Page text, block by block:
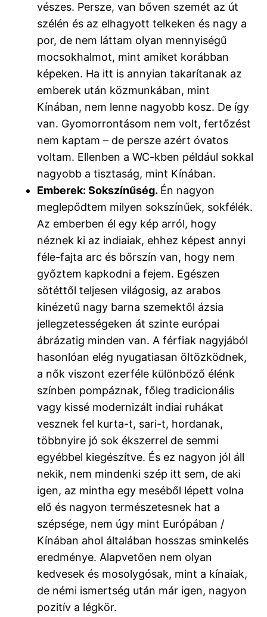
vészes. Persze, van bőven szemét az út
szélén és az elhagyott telkeken és nagy a
por, de nem láttam olyan mennyiségű
mocsokhalmot, mint amiket korábban
képeken. Ha itt is annyian takarítanak az
emberek után közmunkában, mint
Kínában, nem lenne nagyobb kosz. De így
van. Gyomorrontásom nem volt, fertőzést
nem kaptam – de persze azért óvatos
voltam. Ellenben a WC-kben például sokkal
nagyobb a tisztaság, mint Kínában.
Emberek: Sokszínűség. Én nagyon
meglepődtem milyen sokszínűek, sokfélék.
Az emberben él egy kép arról, hogy
néznek ki az indiaiak, ehhez képest annyi
féle-fajta arc és bőrszín van, hogy nem
győztem kapkodni a fejem. Egészen
sötéttől teljesen világosig, az arabos
kinézetű nagy barna szemektől ázsia
jellegzetességeken át szinte európai
ábrázatig minden van. A férfiak nagyjából
hasonlóan elég nyugatiasan öltözködnek,
a nők viszont ezerféle különböző élénk
színben pompáznak, főleg tradicionális
vagy kissé modernizált indiai ruhákat
vesznek fel kurta-t, sari-t, hordanak,
többnyire jó sok ékszerrel de semmi
egyébbel kiegészítve. És ez nagyon jól áll
nekik, nem mindenki szép itt sem, de aki
igen, az mintha egy meséből lépett volna
elő és nagyon természetesnek hat a
szépsége, nem úgy mint Európában /
Kínában ahol általában hosszas sminkelés
eredménye. Alapvetően nem olyan
kedvesek és mosolygósak, mint a kínaiak,
de némi ismertség után már igen, nagyon
pozitív a légkör.